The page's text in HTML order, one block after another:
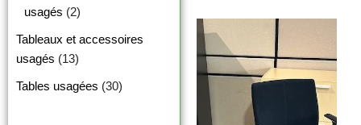
usagés (2)
Tableaux et accessoires
usagés (13)
Tables usagées (30)